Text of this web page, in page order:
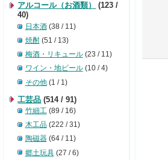
アルコール（お酒類）
(123 /
40)
日本酒(38 / 11)
焼酎(51 / 13)
梅酒・リキュール(23 / 11)
ワイン・地ビール(10 / 4)
その他(1 / 1)
工芸品 (514 / 91)
竹細工(89 / 16)
木工品(222 / 31)
陶磁器(64 / 11)
郷土玩具(27 / 6)